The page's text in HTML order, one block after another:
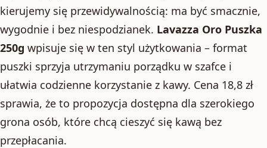
kierujemy się przewidywalnością: ma być smacznie,
wygodnie i bez niespodzianek. Lavazza Oro Puszka
250g wpisuje się w ten styl użytkowania – format
puszki sprzyja utrzymaniu porządku w szafce i
ułatwia codzienne korzystanie z kawy. Cena 18,8 zł
sprawia, że to propozycja dostępna dla szerokiego
grona osób, które chcą cieszyć się kawą bez
przepłacania.